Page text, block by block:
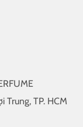
Trung, TP. HCM